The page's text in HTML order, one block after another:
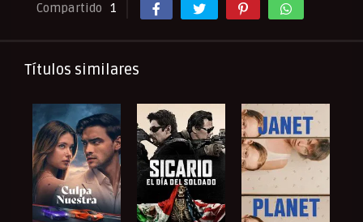
Compartido 1
Títulos similares